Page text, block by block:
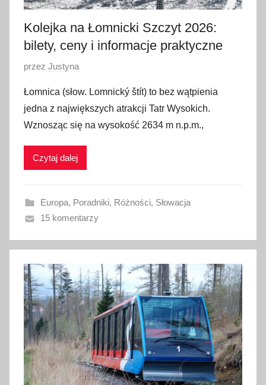
Kolejka na Łomnicki Szczyt 2026:
bilety, ceny i informacje praktyczne
O
u
b
l
i
a
n
1
6
s
t
y
c
z
n
i
przez Justyna
Łomnica (słow. Lomnický štít) to bez wątpienia
jedna z największych atrakcji Tatr Wysokich.
Wznosząc się na wysokość 2634 m n.p.m.,
Czytaj dalej
Europa, Poradniki, Różności, Słowacja
15 komentarzy